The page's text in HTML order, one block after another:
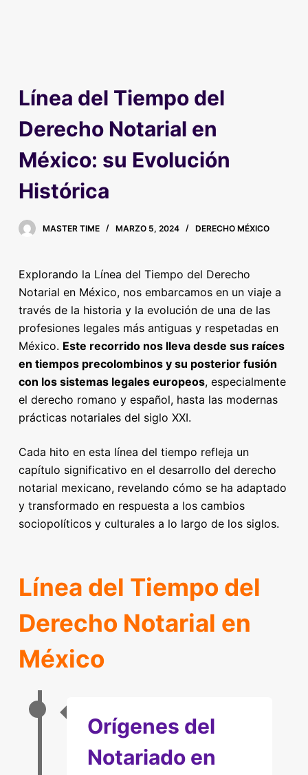
Línea del Tiempo del
Derecho Notarial en
México: su Evolución
Histórica
MASTER TIME MARZO 5, 2024 DERECHO MÉXICO
Explorando la Línea del Tiempo del Derecho
Notarial en México, nos embarcamos en un viaje a
través de la historia y la evolución de una de las
profesiones legales más antiguas y respetadas en
México. Este recorrido nos lleva desde sus raíces
en tiempos precolombinos y su posterior fusión
con los sistemas legales europeos, especialmente
el derecho romano y español, hasta las modernas
prácticas notariales del siglo XXI.
Cada hito en esta línea del tiempo refleja un
capítulo significativo en el desarrollo del derecho
notarial mexicano, revelando cómo se ha adaptado
y transformado en respuesta a los cambios
sociopolíticos y culturales a lo largo de los siglos.
Línea del Tiempo del
Derecho Notarial en
México
Orígenes del
Notariado en